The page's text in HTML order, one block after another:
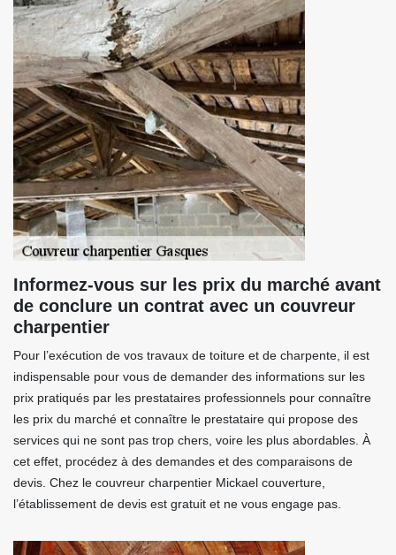
Informez-vous sur les prix du marché avant
de conclure un contrat avec un couvreur
charpentier
Pour l’exécution de vos travaux de toiture et de charpente, il est
indispensable pour vous de demander des informations sur les
prix pratiqués par les prestataires professionnels pour connaître
les prix du marché et connaître le prestataire qui propose des
services qui ne sont pas trop chers, voire les plus abordables. À
cet effet, procédez à des demandes et des comparaisons de
devis. Chez le couvreur charpentier Mickael couverture,
l’établissement de devis est gratuit et ne vous engage pas.